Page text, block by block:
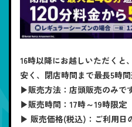
16時以降にお越しいただくと
安く、閉店時間まで最長5時
▶販売方法：店頭販売のみで
▶販売時間：17時～19時限定
▶ 販売価格(税込)：ご利用日